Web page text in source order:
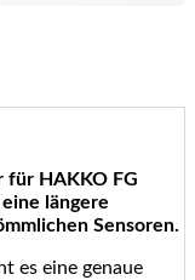
für HAKKO FG
längere
Sensoren.
es eine genaue